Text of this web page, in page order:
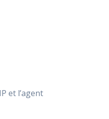
et l’agent